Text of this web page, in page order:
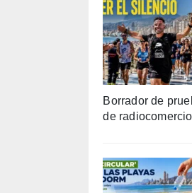
Borrador de
de